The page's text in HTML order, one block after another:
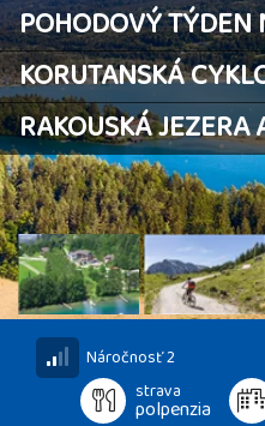
POHODOVÝ TÝDEN
KORUTANSKÁ
RAKOUSKÁ
8
fotografií
Náročnosť 2
strava
polpenzia